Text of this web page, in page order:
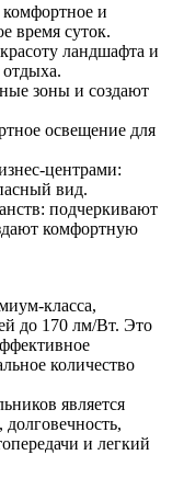
и
время суток.
ландшафта и
зоны и создают
освещение для
центрами:
вид.
подчеркивают
комфортную
класса,
до 170 лм/Вт. Это
количество
является
и легкий